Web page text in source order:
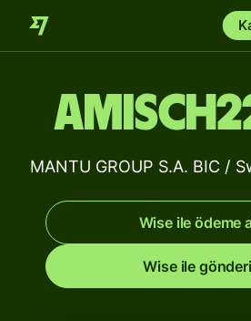
MANTU GROUP S.A. BIC /
Wise ile ödeme
Wise ile